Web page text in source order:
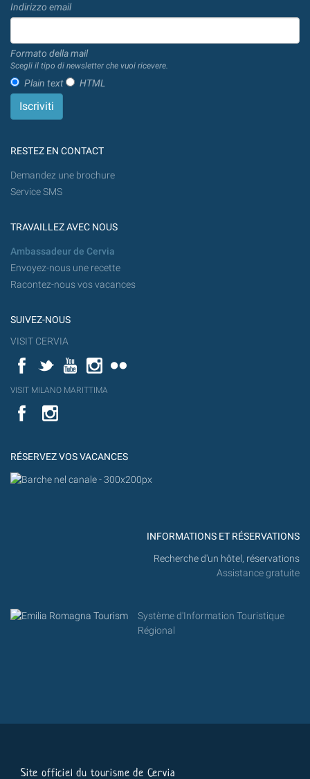
Indirizzo email
Formato della mail
Scegli il tipo di newsletter che vuoi ricevere.
Plain text HTML
RESTEZ EN CONTACT
Demandez une brochure
Service SMS
TRAVAILLEZ AVEC NOUS
Ambassadeur de Cervia
Envoyez-nous une recette
Racontez-nous vos vacances
SUIVEZ-NOUS
VISIT CERVIA
FacebookTwitterYouTubeInstagram
YouT
VISIT MILANO MARITTIMA
Flick
VISIT
MILANO
YouTube
RÉSERVEZ VOS VACANCES
INFORMATIONS ET RÉSERVATIONS
Recherche d'un hôtel, réservations
Assistance gratuite
Système d'Information Touristique
Régional
Site officiel du tourisme de Cervia